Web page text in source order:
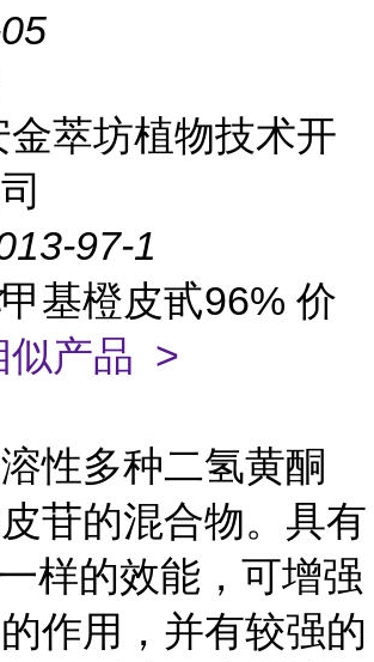
金萃坊植物技术开
97-1
甲基橙皮甙96% 价
似产品 >
性多种二氢黄酮
苷的混合物。具有
一样的效能，可增强
的作用，并有较强的